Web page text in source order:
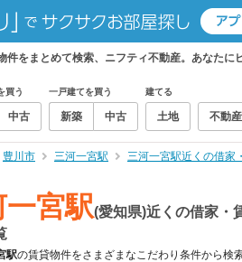
をまとめて検索、ニフティ不動産。あなたに
買う
中古
一戸建てを買う
新築 中古
建てる
土地 不動
豊川市 三河一宮駅 三河一宮駅近くの借家
一宮駅(愛知県)近くの借家・
駅の賃貸物件をさまざまなこだわり条件から検